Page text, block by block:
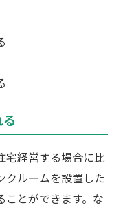
宅経営する場合に比
クルームを設置した
ことができます。な